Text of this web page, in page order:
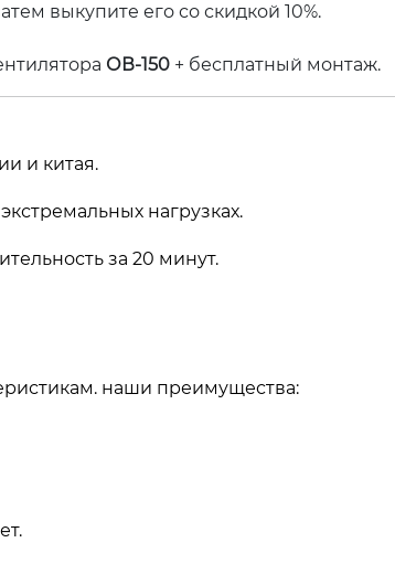
выкупите его со скидкой 10%.
ОВ-150 + бесплатный монтаж.
и китая.
нагрузках.
за 20 минут.
наши преимущества: